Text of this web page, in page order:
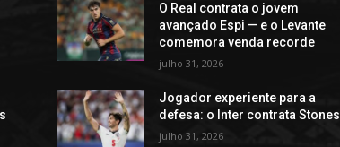
O Real contrata o jovem
avançado Espi — e o Levante
comemora venda recorde
julho 31, 2026
Jogador experiente para a
defesa: o Inter contrata Stones
julho 31, 2026